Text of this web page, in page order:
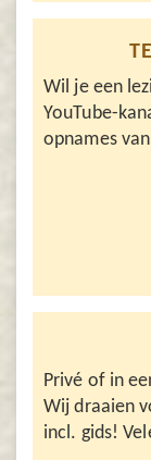
Wil je een
YouTube-
opnames
Privé of in
Wij draaien
incl. gids!